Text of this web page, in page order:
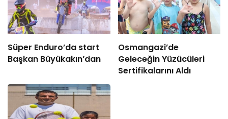
Süper Enduro’da start
Başkan Büyükakın’dan
Osmangazi’de
Geleceğin Yüzücüleri
Sertifikalarını Aldı